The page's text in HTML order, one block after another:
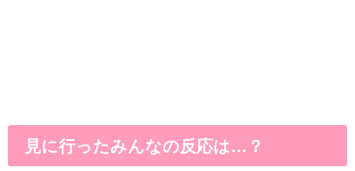
見に行ったみんなの反応は…？